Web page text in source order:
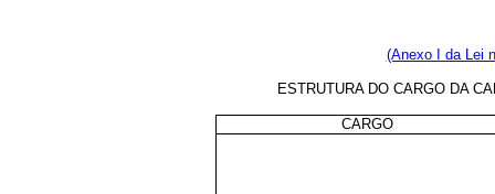
(Anexo I da Lei n
ESTRUTURA DO CARGO DA
CARGO